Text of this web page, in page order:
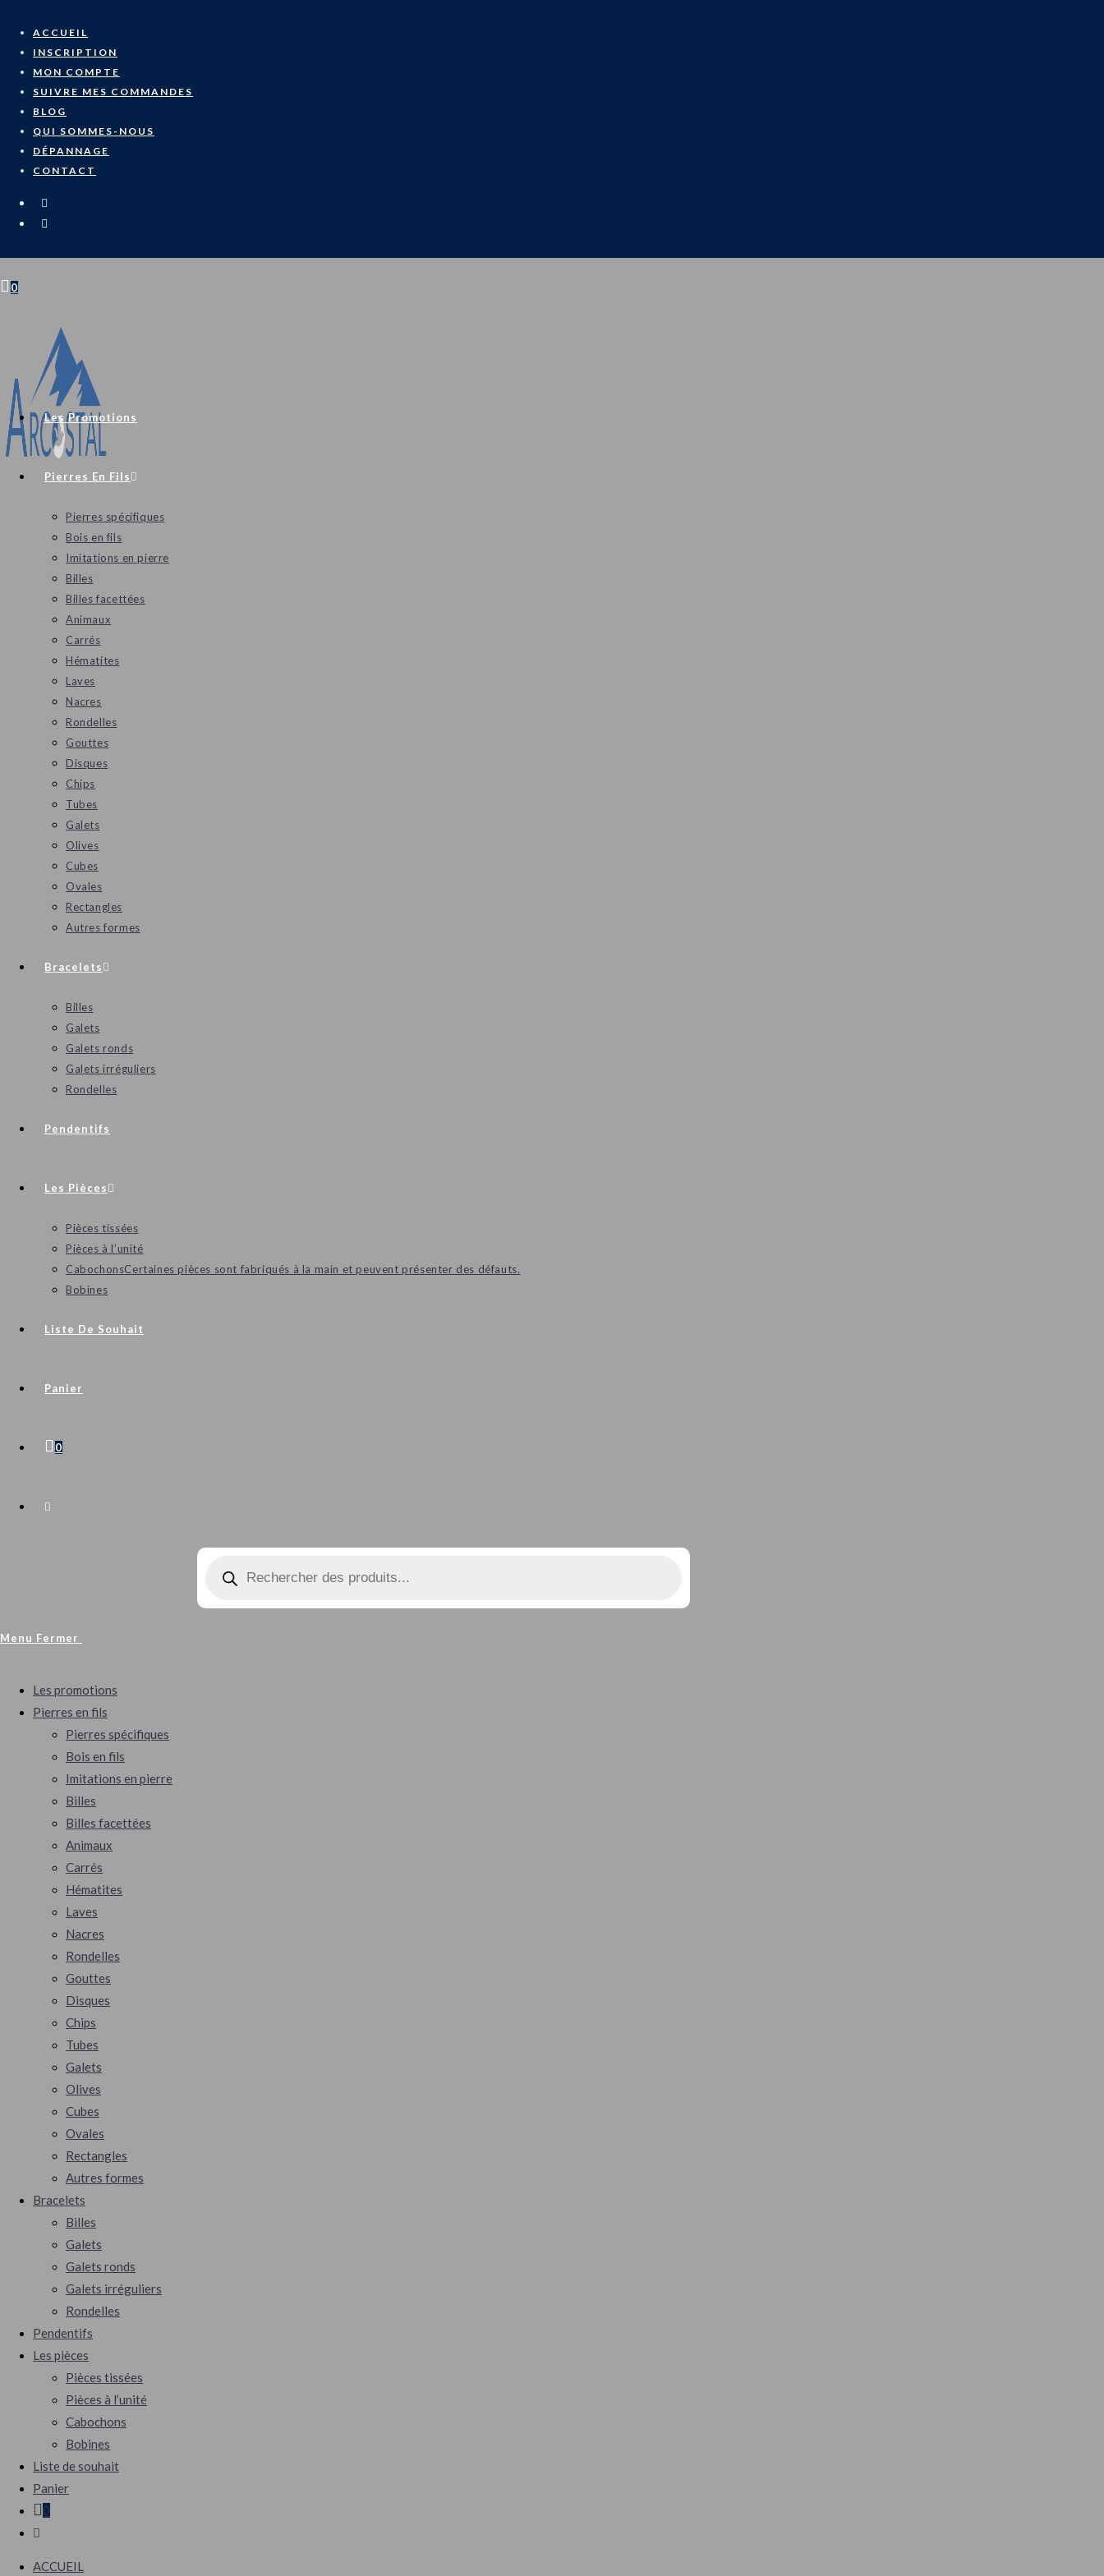
ACCUEIL
INSCRIPTION
MON COMPTE
SUIVRE MES COMMANDES
BLOG
QUI SOMMES-NOUS
DÉPANNAGE
CONTACT
0
Les Promotions
Pierres En Fils
Pierres spécifiques
Bois en fils
Imitations en pierre
Billes
Billes facettées
Animaux
Carrés
Hématites
Laves
Nacres
Rondelles
Gouttes
Disques
Chips
Tubes
Galets
Olives
Cubes
Ovales
Rectangles
Autres formes
Bracelets
Billes
Galets
Galets ronds
Galets irréguliers
Rondelles
Pendentifs
Les Pièces
Pièces tissées
Pièces à l’unité
CabochonsCertaines pièces sont fabriqués à la main et peuvent présenter des défauts.
Bobines
Liste De Souhait
Panier
0
Menu Fermer
Les promotions
Pierres en fils
Pierres spécifiques
Bois en fils
Imitations en pierre
Billes
Billes facettées
Animaux
Carrés
Hématites
Laves
Nacres
Rondelles
Gouttes
Disques
Chips
Tubes
Galets
Olives
Cubes
Ovales
Rectangles
Autres formes
Bracelets
Billes
Galets
Galets ronds
Galets irréguliers
Rondelles
Pendentifs
Les pièces
Pièces tissées
Pièces à l’unité
Cabochons
Bobines
Liste de souhait
Panier
0
ACCUEIL